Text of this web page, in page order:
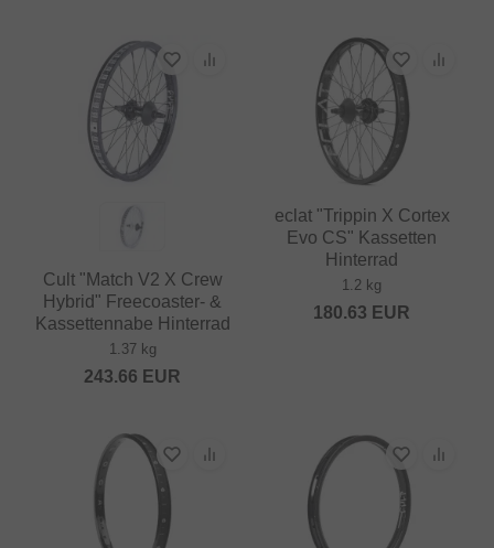
Cult "Match V2 X Crew
Hybrid" Freecoaster- &
Kassettennabe Hinterrad
1.37 kg
243.66 EUR
eclat "Trippin X Cortex
Evo CS" Kassetten
Hinterrad
1.2 kg
180.63 EUR